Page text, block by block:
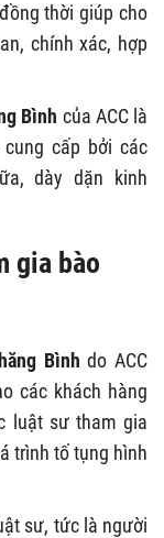
thời giúp cho
chính xác, hợp
Bình của ACC là
cấp bởi các
dày dặn kinh
gia bào
Bình do ACC
các khách hàng
luật sư tham gia
trình tố tụng hình
sư, tức là người